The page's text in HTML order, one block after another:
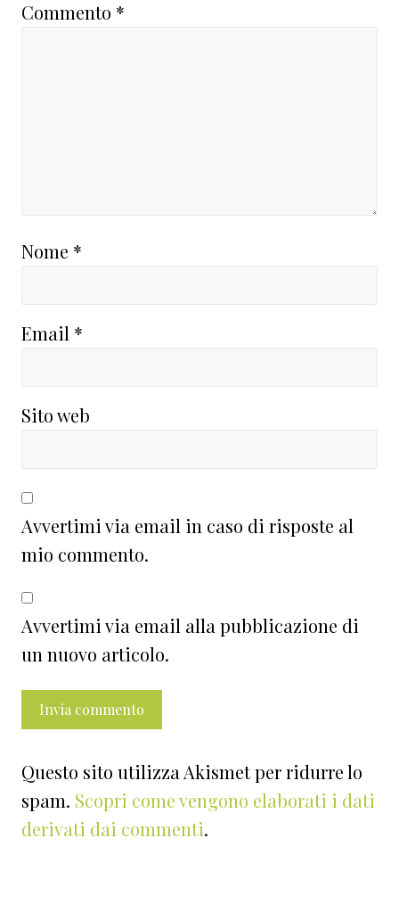
Commento *
Nome *
Email *
Sito web
Avvertimi via email in caso di risposte al
mio commento.
Avvertimi via email alla pubblicazione di
un nuovo articolo.
Questo sito utilizza Akismet per ridurre lo
spam. Scopri come vengono elaborati i dati
derivati dai commenti.